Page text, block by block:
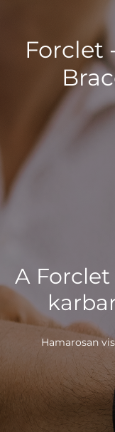
Forclet
A
Hamarosan